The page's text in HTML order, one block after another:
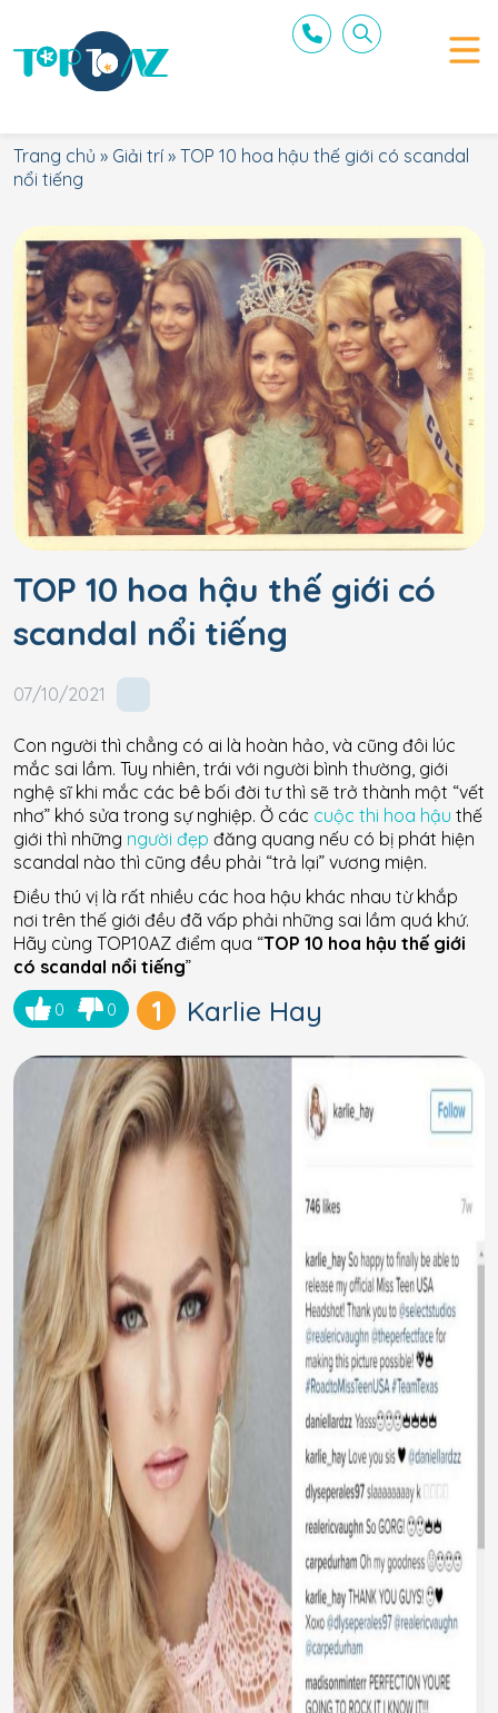
Trang chủ » Giải trí » TOP 10 hoa hậu thế giới có scandal
nổi tiếng
TOP 10 hoa hậu thế giới có
scandal nổi tiếng
07/10/2021
Con người thì chẳng có ai là hoàn hảo, và cũng đôi lúc
mắc sai lầm. Tuy nhiên, trái với người bình thường, giới
nghệ sĩ khi mắc các bê bối đời tư thì sẽ trở thành một “vết
nhơ” khó sửa trong sự nghiệp. Ở các cuộc thi hoa hậu thế
giới thì những người đẹp đăng quang nếu có bị phát hiện
scandal nào thì cũng đều phải “trả lại” vương miện.
Điều thú vị là rất nhiều các hoa hậu khác nhau từ khắp
nơi trên thế giới đều đã vấp phải những sai lầm quá khứ.
Hãy cùng TOP10AZ điểm qua “TOP 10 hoa hậu thế giới
có scandal nổi tiếng”
0 0 1 Karlie Hay